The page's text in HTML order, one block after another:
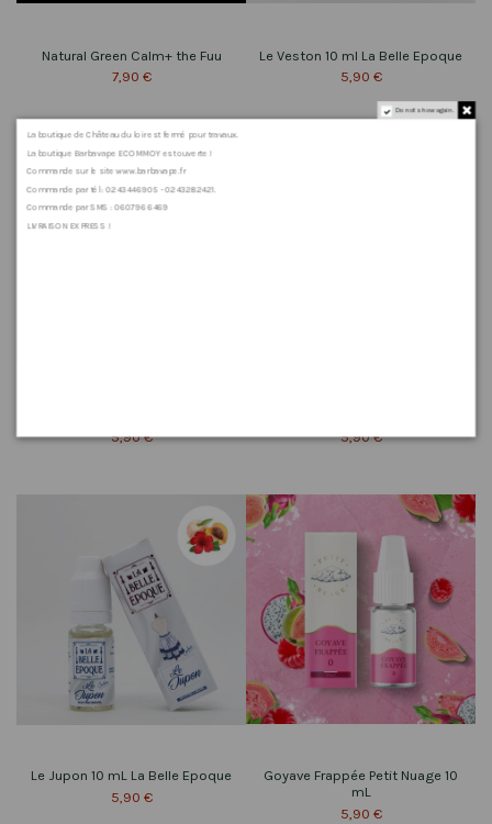
Natural Green Calm+ the Fuu
7,90 €
Le Veston 10 ml La Belle Epoque
5,90 €
5,90 €
5,90 €
Le Jupon 10 mL La Belle Epoque
5,90 €
Goyave Frappée Petit Nuage 10
mL
5,90 €
Do not show again.
La boutique de Château du loir est fermé pour travaux.
La boutique Barbavape ECOMMOY est ouverte !
Commande sur le site www.barbavape.fr
Commande par tél : 0243446905 - 0243282421.
Commande par SMS : 0607966469
LIVRAISON EXPRESS !